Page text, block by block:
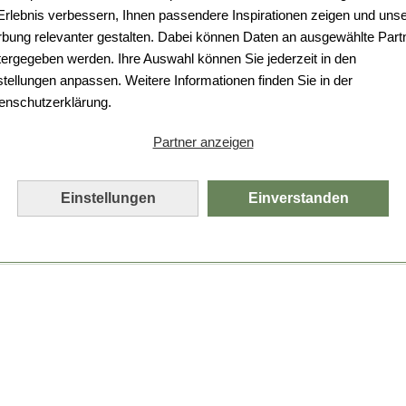
verbessern, Ihnen passendere Inspirationen zeigen und
relevanter gestalten. Dabei können Daten an ausgewählte
werden. Ihre Auswahl können Sie jederzeit in den
anpassen. Weitere Informationen finden Sie in der
Partner anzeigen
Einstellungen Einverstanden
Da ist etwas schiefgelaufen.
Leider ist ein technischer Fehler aufgetreten.
Bitte laden Sie die Seite neu.